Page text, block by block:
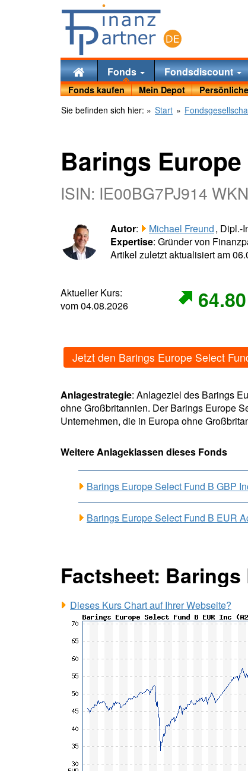
Fonds Fondsdiscount
Fonds kaufen Mein Depot
Sie befinden sich hier: » Start »
Barings
ISIN: IE00BG7PJ914
Autor: Michael Freund, Dipl.-
Expertise: Gründer von
Artikel zuletzt aktualisiert am
Aktueller Kurs:
vom 04.08.2026
Jetzt den Barings Europe Select
Anlagestrategie: Anlageziel des Barings
ohne Großbritannien. Der Barings Europe
Unternehmen, die in Europa ohne
Weitere Anlageklassen dieses Fonds
Barings Europe Select Fund B GBP
Barings Europe Select Fund B EUR
Factsheet:
Dieses Kurs Chart auf Ihrer Webseite?